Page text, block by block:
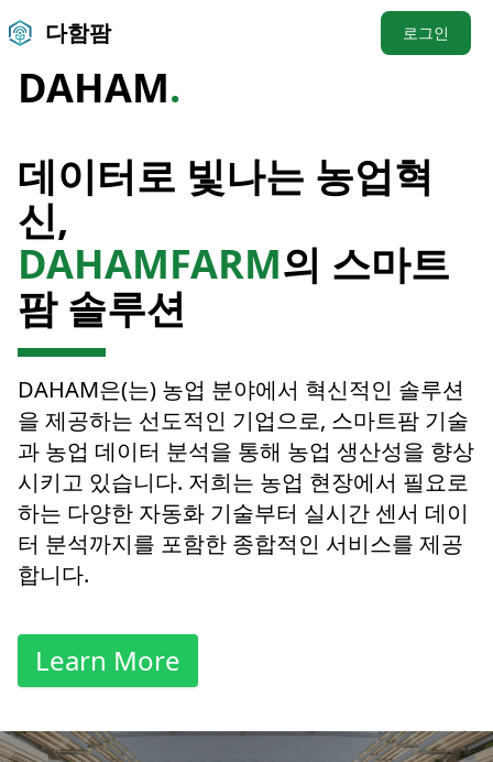
다함팜 로그인
DAHAM.
데이터로 빛나는 농업혁
신,
DAHAMFARM의 스마트
팜 솔루션
DAHAM은(는) 농업 분야에서 혁신적인 솔루션
을 제공하는 선도적인 기업으로, 스마트팜 기술
과 농업 데이터 분석을 통해 농업 생산성을 향상
시키고 있습니다. 저희는 농업 현장에서 필요로
하는 다양한 자동화 기술부터 실시간 센서 데이
터 분석까지를 포함한 종합적인 서비스를 제공
합니다.
Learn More